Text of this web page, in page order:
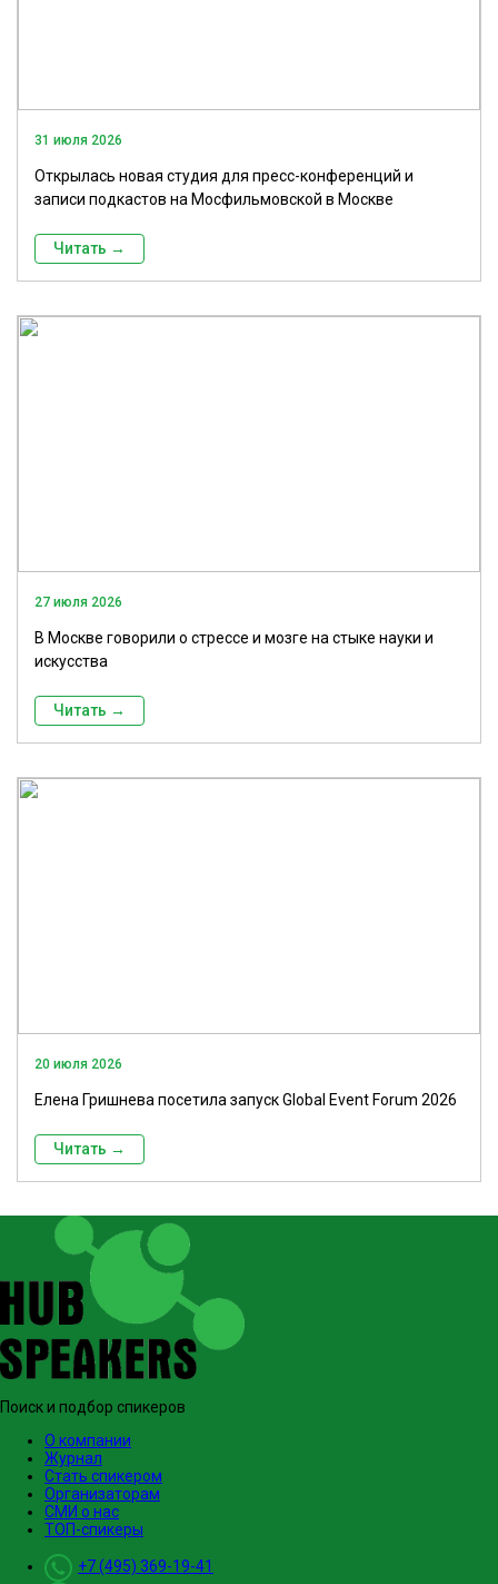
31 июля 2026
Открылась новая студия для пресс-конференций и
записи подкастов на Мосфильмовской в Москве
Читать →
27 июля 2026
В Москве говорили о стрессе и мозге на стыке науки и
искусства
Читать →
20 июля 2026
Елена Гришнева посетила запуск Global Event Forum 2026
Читать →
Поиск и подбор спикеров
О компании
Журнал
Стать спикером
Организаторам
СМИ о нас
ТОП-спикеры
+7 (495) 369-19-41